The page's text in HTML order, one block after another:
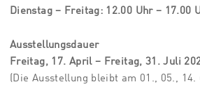
Dienstag – Freitag: 12.00 Uhr – 17.00
Ausstellungsdauer
Freitag, 17. April – Freitag, 31. Juli
(Die Ausstellung bleibt am 01., 05.,